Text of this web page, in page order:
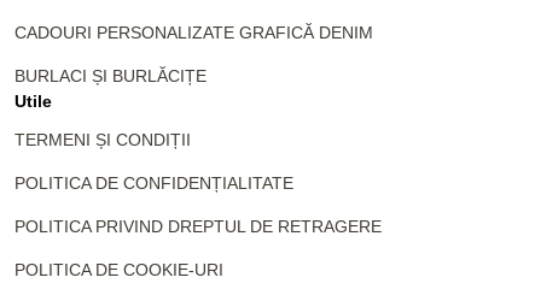
CADOURI PERSONALIZATE GRAFICĂ DENIM
BURLACI ȘI BURLĂCIȚE
Utile
TERMENI ȘI CONDIȚII
POLITICA DE CONFIDENȚIALITATE
POLITICA PRIVIND DREPTUL DE RETRAGERE
POLITICA DE COOKIE-URI